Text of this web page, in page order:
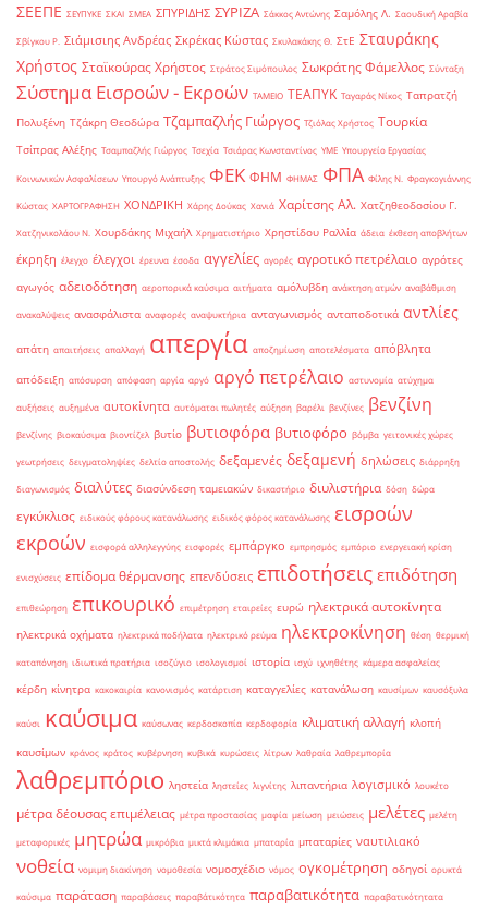
ΣΕΕΠΕ ΣΕΥΠΥΚΕ ΣΚΑΙ ΣΜΕΑ ΣΠΥΡΙΔΗΣ ΣΥΡΙΖΑ Σάκκος Αντώνης Σαμόλης Λ. Σαουδική Αραβία
Σβίγκου Ρ. Σιάμισιης Ανδρέας Σκρέκας Κώστας Σκυλακάκης Θ. ΣτΕ Σταυράκης
Χρήστος Σταϊκούρας Χρήστος Στράτος Σιμόπουλος Σωκράτης Φάμελλος Σύνταξη
Σύστημα Εισροών - Εκροών ΤΑΜΕΙΟ ΤΕΑΠΥΚ Ταγαράς Νίκος Ταπρατζή
Πολυξένη Τζάκρη Θεοδώρα Τζαμπαζλής Γιώργος Τζιόλας Χρήστος Τουρκία
Τσίπρας Αλέξης Τσαμπαζλής Γιώργος Τσεχία Τσιάρας Κωνσταντίνος ΥΜΕ Υπουργείο Εργασίας
Κοινωνικών Ασφαλίσεων Υπουργό Ανάπτυξης ΦΕΚ ΦΗΜ ΦΗΜΑΣ ΦΠΑ Φίλης Ν. Φραγκογιάννης
Κώστας ΧΑΡΤΟΓΡΑΦΗΣΗ ΧΟΝΔΡΙΚΗ Χάρης Δούκας Χανιά Χαρίτσης Αλ. Χατζηθεοδοσίου Γ.
Χατζηνικολάου Ν. Χουρδάκης Μιχαήλ Χρηματιστήριο Χρηστίδου Ραλλία άδεια έκθεση αποβλήτων
έκρηξη έλεγχο έλεγχοι έρευνα έσοδα αγγελίες αγορές αγροτικό πετρέλαιο αγρότες
αγωγός αδειοδότηση αεροπορικά καύσιμα αιτήματα αμόλυβδη ανάκτηση ατμών αναβάθμιση
ανακαλύψεις ανασφάλιστα αναφορές αναψυκτήρια ανταγωνισμός ανταποδοτικά αντλίες
απάτη απαιτήσεις απαλλαγή απεργία αποζημίωση αποτελέσματα απόβλητα
απόδειξη απόσυρση απόφαση αργία αργό αργό πετρέλαιο αστυνομία ατύχημα
αυξήσεις αυξημένα αυτοκίνητα αυτόματοι πωλητές αύξηση βαρέλι βενζίνες βενζίνη
βενζίνης βιοκαύσιμα βιοντίζελ βυτίο βυτιοφόρα βυτιοφόρο βόμβα γειτονικές χώρες
γεωτρήσεις δειγματοληψίες δελτίο αποστολής δεξαμενές δεξαμενή δηλώσεις διάρρηξη
διαγωνισμός διαλύτες διασύνδεση ταμειακών δικαστήριο διυλιστήρια δόση δώρα
εγκύκλιος ειδικούς φόρους κατανάλωσης ειδικός φόρος κατανάλωσης εισροών
εκροών εισφορά αλληλεγγύης εισφορές εμπάργκο εμπρησμός εμπόριο ενεργειακή κρίση
ενισχύσεις επίδομα θέρμανσης επενδύσεις επιδοτήσεις επιδότηση
επιθεώρηση επικουρικό επιμέτρηση εταιρείες ευρώ ηλεκτρικά αυτοκίνητα
ηλεκτρικά οχήματα ηλεκτρικά ποδήλατα ηλεκτρικό ρεύμα ηλεκτροκίνηση θέση θερμική
καταπόνηση ιδιωτικά πρατήρια ισοζύγιο ισολογισμοί ιστορία ισχύ ιχνηθέτης κάμερα ασφαλείας
κέρδη κίνητρα κακοκαιρία κανονισμός κατάρτιση καταγγελίες κατανάλωση καυσίμων καυσόξυλα
καύσι καύσιμα καύσωνας κερδοσκοπία κερδοφορία κλιματική αλλαγή κλοπή
καυσίμων κράνος κράτος κυβέρνηση κυβικά κυρώσεις λίτρων λαθραία λαθρεμπορία
λαθρεμπόριο ληστεία ληστείες λιγνίτης λιπαντήρια λογισμικό λουκέτο
μέτρα δέουσας επιμέλειας μέτρα προστασίας μαφία μείωση μειώσεις μελέτες μελέτη
μεταφορικές μητρώα μικρόβια μικτά κλιμάκια μπαταρία μπαταρίες ναυτιλιακό
νοθεία νομιμη διακίνηση νομοθεσία νομοσχέδιο νόμος ογκομέτρηση οδηγοί ορυκτά
καύσιμα παράταση παραβάσεις παραβάτικότητα παραβατικότητα παραβατικότητατα